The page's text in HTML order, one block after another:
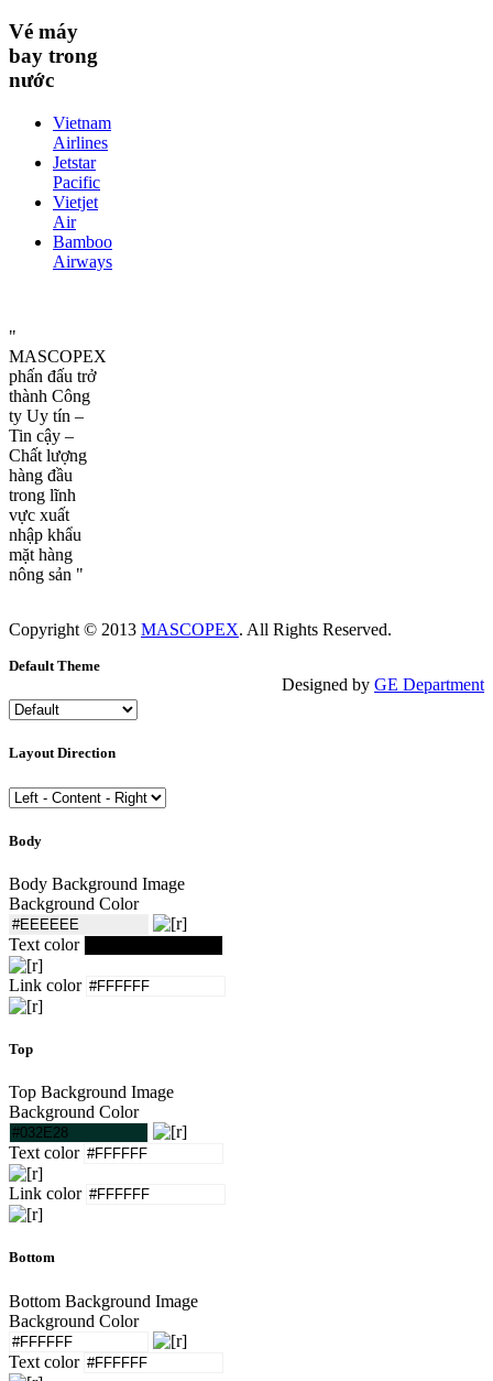
Vé máy
bay trong
nước
Vietnam
Airlines
Jetstar
Pacific
Vietjet
Air
Bamboo
Airways
"
MASCOPEX
phấn đấu trở
thành Công
ty Uy tín –
Tin cậy –
Chất lượng
hàng đầu
trong lĩnh
vực xuất
nhập khẩu
mặt hàng
nông sản "
Copyright © 2013 MASCOPEX. All Rights Reserved.
Designed by GE Department
Default Theme
Layout Direction
Body
Body Background Image
Background Color
Text color
Link color
Top
Top Background Image
Background Color
Text color
Link color
Bottom
Bottom Background Image
Background Color
Text color